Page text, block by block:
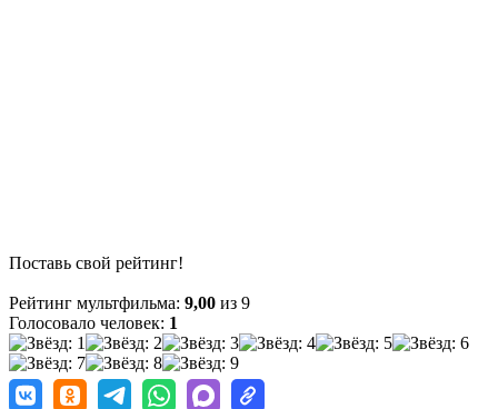
Поставь свой рейтинг!
Рейтинг мультфильма: 9,00 из 9
Голосовало человек: 1